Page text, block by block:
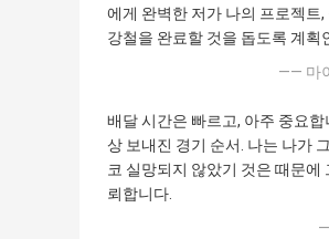
에게 완벽한 저가 나의 프로젝트,
강철을 완료할 것을 돕도록 계획
—— 마
배달 시간은 빠르고, 아주 중요합
상 보내진 경기 순서. 나는 나가
코 실망되지 않았기 것은 때문에
뢰합니다.